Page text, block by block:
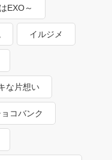
EXO～
イルジメ
な片想い
コバンク